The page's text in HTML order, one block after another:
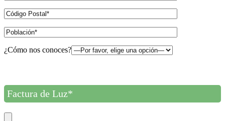
¿Cómo nos conoces?
Factura de Luz*